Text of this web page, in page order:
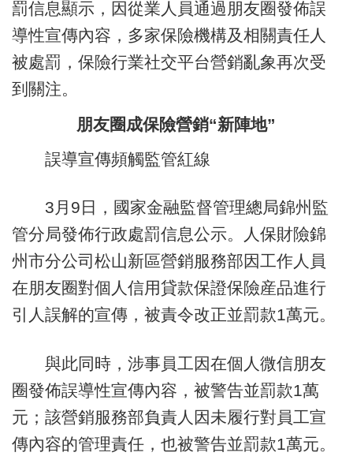
罰信息顯示，因從業人員通過朋友圈發佈誤
導性宣傳內容，多家保險機構及相關責任人
被處罰，保險行業社交平台營銷亂象再次受
到關注。
朋友圈成保險營銷“新陣地”
誤導宣傳頻觸監管紅線
3月9日，國家金融監督管理總局錦州監
管分局發佈行政處罰信息公示。人保財險錦
州市分公司松山新區營銷服務部因工作人員
在朋友圈對個人信用貸款保證保險産品進行
引人誤解的宣傳，被責令改正並罰款1萬元。
與此同時，涉事員工因在個人微信朋友
圈發佈誤導性宣傳內容，被警告並罰款1萬
元；該營銷服務部負責人因未履行對員工宣
傳內容的管理責任，也被警告並罰款1萬元。